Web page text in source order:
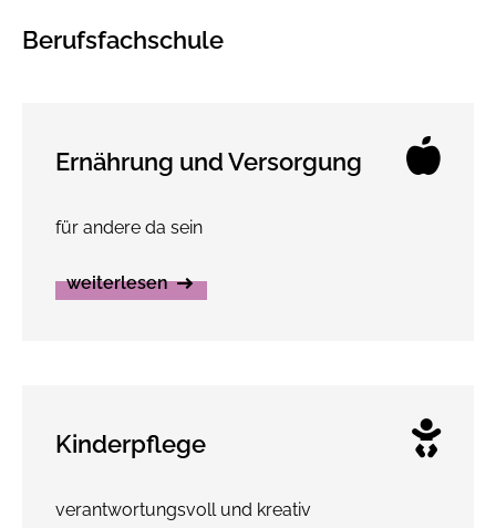
Berufsfachschule
Ernährung und Versorgung
für andere da sein
weiterlesen
Kinderpflege
verantwortungsvoll und kreativ